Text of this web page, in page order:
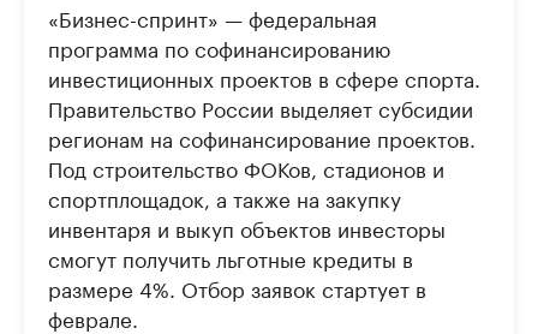
«Бизнес-спринт» — федеральная
программа по софинансированию
инвестиционных проектов в сфере спорта.
Правительство России выделяет субсидии
регионам на софинансирование проектов.
Под строительство ФОКов, стадионов и
спортплощадок, а также на закупку
инвентаря и выкуп объектов инвесторы
смогут получить льготные кредиты в
размере 4%. Отбор заявок стартует в
феврале.